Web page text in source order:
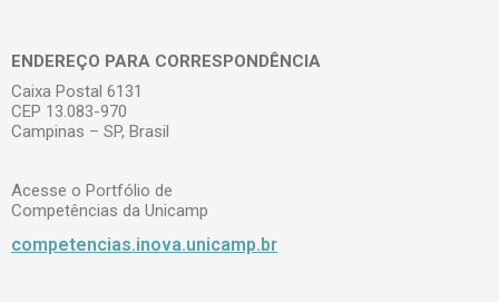
ENDEREÇO PARA CORRESPONDÊNCIA
Caixa Postal 6131
CEP 13.083-970
Campinas – SP, Brasil
Acesse o Portfólio de
Competências da Unicamp
competencias.inova.unicamp.br